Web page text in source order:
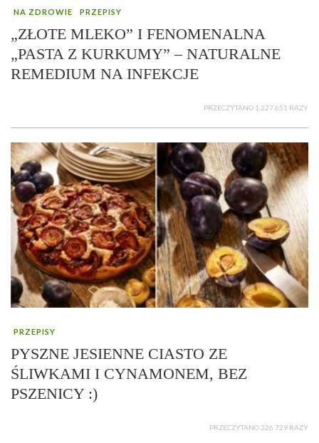
NA ZDROWIE PRZEPISY
„ZŁOTE MLEKO” I FENOMENALNA
„PASTA Z KURKUMY” – NATURALNE
REMEDIUM NA INFEKCJE
PRZECZYTANO 1 227 651 RAZY
PRZEPISY
PYSZNE JESIENNE CIASTO ZE
ŚLIWKAMI I CYNAMONEM, BEZ
PSZENICY :)
PRZECZYTANO 226 729 RAZY